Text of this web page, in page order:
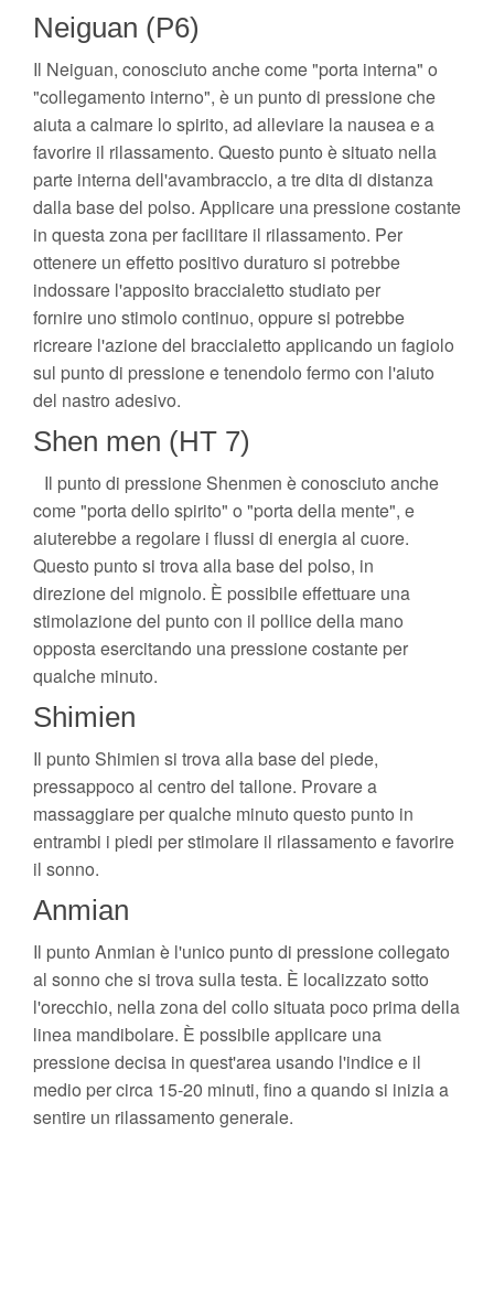
Neiguan (P6)
Il Neiguan, conosciuto anche come "porta interna" o
"collegamento interno", è un punto di pressione che
aiuta a calmare lo spirito, ad alleviare la nausea e a
favorire il rilassamento. Questo punto è situato nella
parte interna dell'avambraccio, a tre dita di distanza
dalla base del polso. Applicare una pressione costante
in questa zona per facilitare il rilassamento. Per
ottenere un effetto positivo duraturo si potrebbe
indossare l'apposito braccialetto studiato per
fornire uno stimolo continuo, oppure si potrebbe
ricreare l'azione del braccialetto applicando un fagiolo
sul punto di pressione e tenendolo fermo con l'aiuto
del nastro adesivo.
Shen men (HT 7)
Il punto di pressione Shenmen è conosciuto anche
come "porta dello spirito" o "porta della mente", e
aiuterebbe a regolare i flussi di energia al cuore.
Questo punto si trova alla base del polso, in
direzione del mignolo. È possibile effettuare una
stimolazione del punto con il pollice della mano
opposta esercitando una pressione costante per
qualche minuto.
Shimien
Il punto Shimien si trova alla base del piede,
pressappoco al centro del tallone. Provare a
massaggiare per qualche minuto questo punto in
entrambi i piedi per stimolare il rilassamento e favorire
il sonno.
Anmian
Il punto Anmian è l'unico punto di pressione collegato
al sonno che si trova sulla testa. È localizzato sotto
l'orecchio, nella zona del collo situata poco prima della
linea mandibolare. È possibile applicare una
pressione decisa in quest'area usando l'indice e il
medio per circa 15-20 minuti, fino a quando si inizia a
sentire un rilassamento generale.